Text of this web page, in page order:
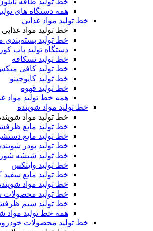
همه دستگاه های
خط تولید مواد غذایی
خط تولید مواد غذایی
خط تولید بسته‌بندی
دستگاه تولید پاپ
خط تولید نسکافه
خط تولید کافی
خط تولید کاپوچینو
خط تولید قهوه
همه خط تولید مواد
خط تولید مواد شوینده
خط تولید مواد
خط تولید مایع
خط تولید مایع
خط تولید پودر
خط تولید شیشه شور
خط تولید وایتکس
خط تولید مایع سفید
خط تولید مواد
خط تولید محصولات
خط تولید سیم
همه خط تولید مواد
خط تولید محصولات